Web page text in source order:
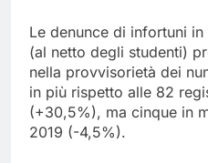
Le denunce di infortuni
(al netto degli studenti)
nella provvisorietà dei
in più rispetto alle 82
(+30,5%), ma cinque in
2019 (-4,5%).